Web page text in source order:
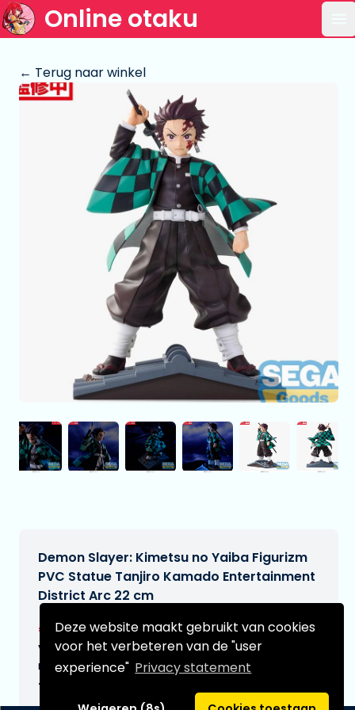
Deze website maakt gebruikt van cookies
voor het verbeteren van de "user
experience" Privacy statement
Online otaku
← Terug naar winkel
Demon Slayer: Kimetsu no Yaiba Figurizm
PVC Statue Tanjiro Kamado Entertainment
District Arc 22 cm
€27,95[Onder voorbehoud]
Verwachtte leverdatum:
n.v.t.
Type: